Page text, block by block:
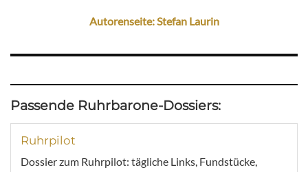
Autorenseite: Stefan Laurin
Passende Ruhrbarone-Dossiers:
Ruhrpilot
Dossier zum Ruhrpilot: tägliche Links, Fundstücke,